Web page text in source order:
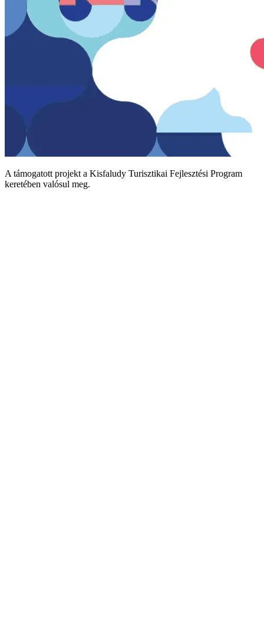
A támogatott projekt a Kisfaludy Turisztikai Fejlesztési Program
keretében valósul meg.